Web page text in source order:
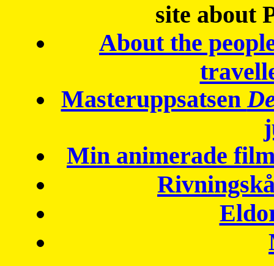
site about
About the
Masteruppsatsen
Min animerade